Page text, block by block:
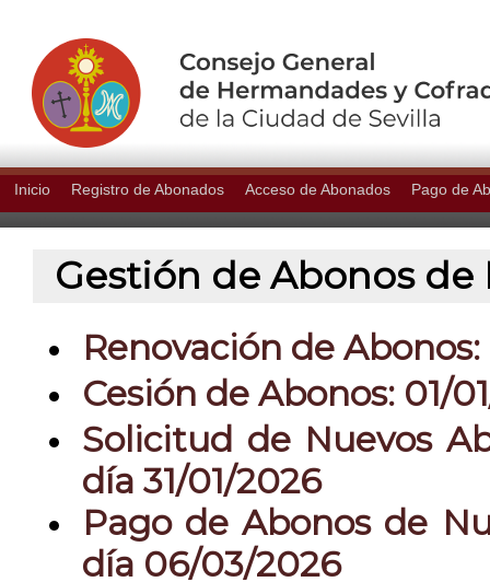
Inicio Registro de Abonados Acceso de Abonados Pago de
Gestión de Abonos de
Renovación de
Cesión de Abonos: 01/
Solicitud de Nuevos
día 31/01/2026
Pago de Abonos de
día 06/03/2026